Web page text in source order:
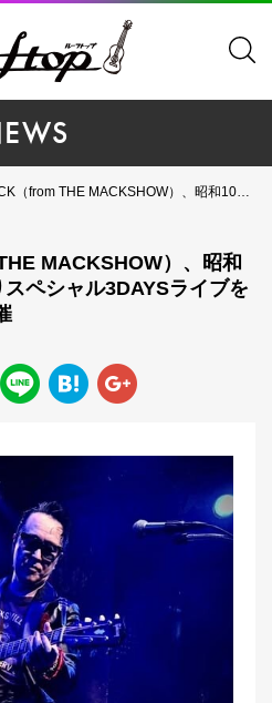
）、昭和100年記念・夏の終わりスペシャル3DAYSライブを岡山、広島、大阪で開催
MACKSHOW）、昭和
ペシャル3DAYSライブを